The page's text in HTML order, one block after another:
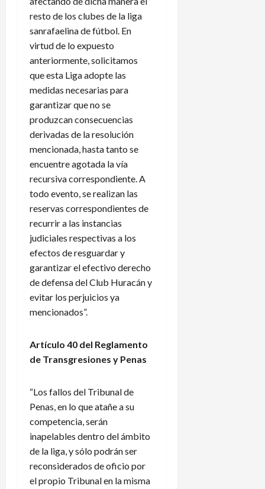
resto de los clubes de la liga
sanrafaelina de fútbol. En
virtud de lo expuesto
anteriormente, solicitamos
que esta Liga adopte las
medidas necesarias para
garantizar que no se
produzcan consecuencias
derivadas de la resolución
mencionada, hasta tanto se
encuentre agotada la vía
recursiva correspondiente. A
todo evento, se realizan las
reservas correspondientes de
recurrir a las instancias
judiciales respectivas a los
efectos de resguardar y
garantizar el efectivo derecho
de defensa del Club Huracán y
evitar los perjuicios ya
mencionados”.
Artículo 40 del Reglamento
de Transgresiones y Penas
“Los fallos del Tribunal de
Penas, en lo que atañe a su
competencia, serán
inapelables dentro del ámbito
de la liga, y sólo podrán ser
reconsiderados de oficio por
el propio Tribunal en la misma